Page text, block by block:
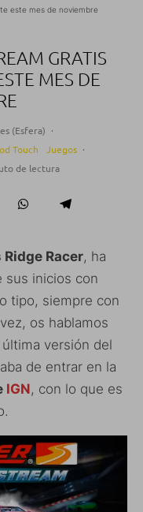
este mes de noviembre
GRATIS
MES DE
(Esfera) ·
Touch Juegos ·
de lectura
Racer, ha
sus inicios con
tipo, siempre con
os hablamos
última versión del
de entrar en la
IGN, con lo que es